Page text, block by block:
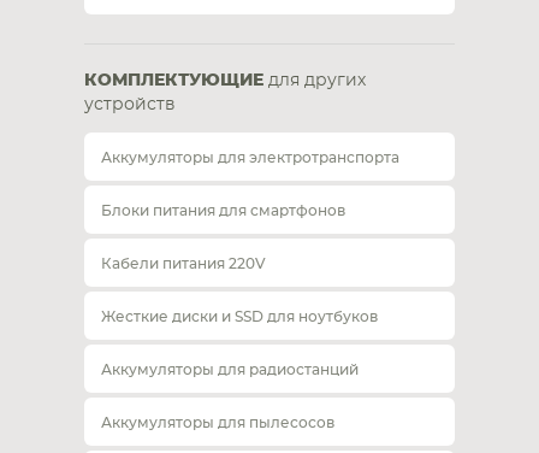
КОМПЛЕКТУЮЩИЕ для других
устройств
Аккумуляторы для электротранспорта
Блоки питания для смартфонов
Кабели питания 220V
Жесткие диски и SSD для ноутбуков
Аккумуляторы для радиостанций
Аккумуляторы для пылесосов